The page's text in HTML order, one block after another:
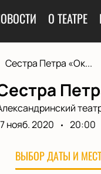
О ТЕАТРЕ
Сестра Петра «Ок...
нояб. 2020
20:00
ВЫБОР ДАТЫ И